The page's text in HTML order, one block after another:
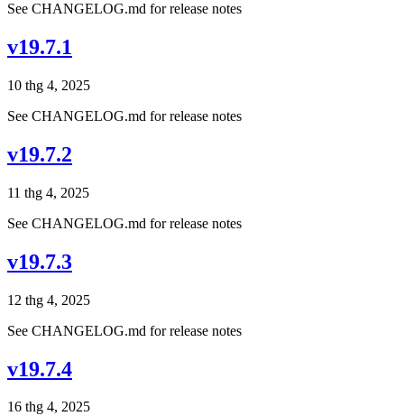
See CHANGELOG.md for release notes
v19.7.1
10 thg 4, 2025
See CHANGELOG.md for release notes
v19.7.2
11 thg 4, 2025
See CHANGELOG.md for release notes
v19.7.3
12 thg 4, 2025
See CHANGELOG.md for release notes
v19.7.4
16 thg 4, 2025